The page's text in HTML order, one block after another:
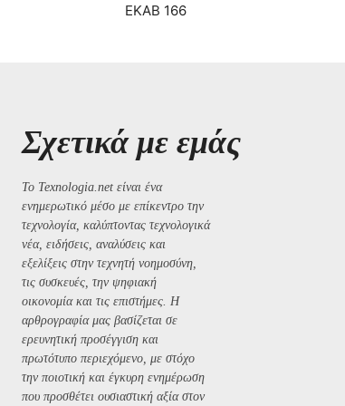
ΕΚΑΒ 166
Σχετικά με εμάς
Το Texnologia.net είναι ένα
ενημερωτικό μέσο με επίκεντρο την
τεχνολογία, καλύπτοντας τεχνολογικά
νέα, ειδήσεις, αναλύσεις και
εξελίξεις στην τεχνητή νοημοσύνη,
τις συσκευές, την ψηφιακή
οικονομία και τις επιστήμες. Η
αρθρογραφία μας βασίζεται σε
ερευνητική προσέγγιση και
πρωτότυπο περιεχόμενο, με στόχο
την ποιοτική και έγκυρη ενημέρωση
που προσθέτει ουσιαστική αξία στον